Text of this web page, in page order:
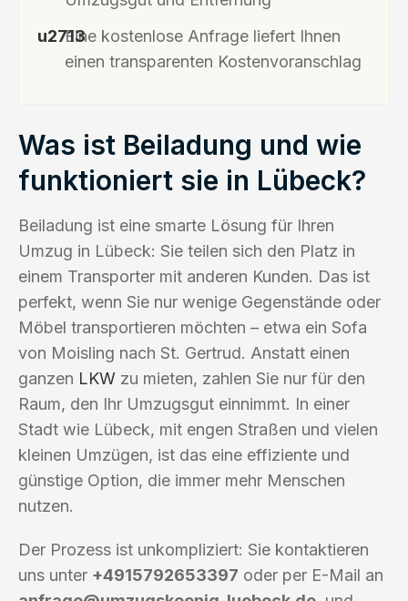
Eine kostenlose Anfrage liefert Ihnen
einen transparenten Kostenvoranschlag
Was ist Beiladung und wie
funktioniert sie in Lübeck?
Beiladung ist eine smarte Lösung für Ihren
Umzug in Lübeck: Sie teilen sich den Platz in
einem Transporter mit anderen Kunden. Das ist
perfekt, wenn Sie nur wenige Gegenstände oder
Möbel transportieren möchten – etwa ein Sofa
von Moisling nach St. Gertrud. Anstatt einen
ganzen LKW zu mieten, zahlen Sie nur für den
Raum, den Ihr Umzugsgut einnimmt. In einer
Stadt wie Lübeck, mit engen Straßen und vielen
kleinen Umzügen, ist das eine effiziente und
günstige Option, die immer mehr Menschen
nutzen.
Der Prozess ist unkompliziert: Sie kontaktieren
uns unter +4915792653397 oder per E-Mail an